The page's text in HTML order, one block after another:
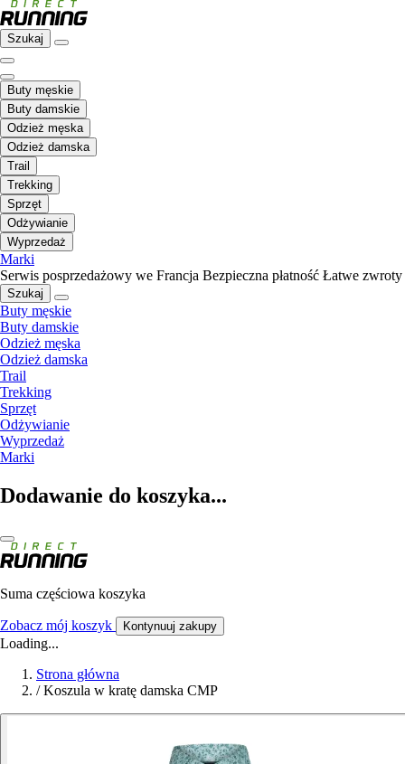
Szukaj
Buty męskie
Buty damskie
Odzież męska
Odzież damska
Trail
Trekking
Sprzęt
Odżywianie
Wyprzedaż
Marki
Serwis posprzedażowy we Francja Bezpieczna płatność Łatwe zwroty
Szukaj
Buty męskie
Buty damskie
Odzież męska
Odzież damska
Trail
Trekking
Sprzęt
Odżywianie
Wyprzedaż
Marki
Dodawanie do koszyka...
Suma częściowa koszyka
Zobacz mój koszyk Kontynuuj zakupy
Loading...
Strona główna
/ Koszula w kratę damska CMP